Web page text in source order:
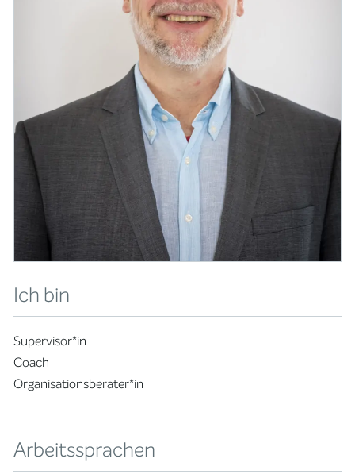
Ich bin
Supervisor*in
Coach
Organisationsberater*in
Arbeitssprachen